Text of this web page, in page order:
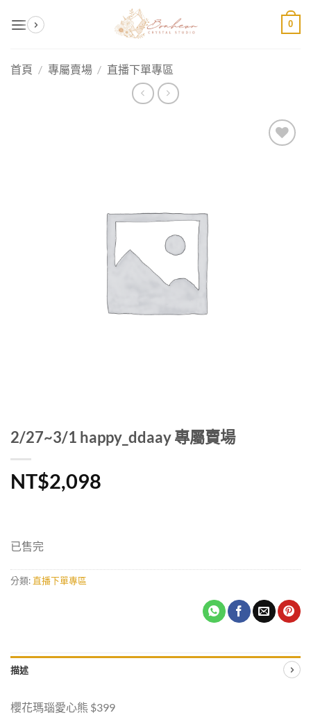
0
首頁 / 專屬賣場 / 直播下單專區
2/27~3/1 happy_ddaay 專屬賣場
NT$2,098
已售完
分類: 直播下單專區
描述
櫻花瑪瑙愛心熊 $399